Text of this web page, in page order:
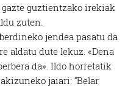
guztientzako irekiak
zuten.
jendea pasatu da
aldatu dute lekuz. «Dena
da». Ildo horretatik
jaiari: “Belar